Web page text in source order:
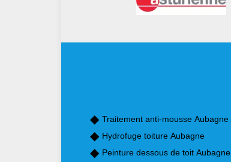
Traitement anti-mousse Aubagne
Hydrofuge toiture Aubagne
Peinture dessous de toit Aubagne